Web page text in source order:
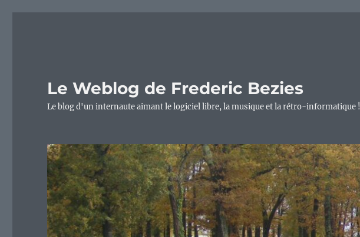
Le Weblog de Frederic Bezies
Le blog d'un internaute aimant le logiciel libre, la musique et la rétro-informatique !